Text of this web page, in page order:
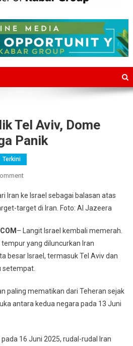
Tel Aviv, Dome
Panik
Terkini
On
Serang
Balik
Aviv,
Dome
Jebol
Dan
Panik
Iran ke Israel sebagai balasan atas
target di Iran. Foto: Al Jazeera
– Langit Israel kembali memerah.
yang diluncurkan Iran
besar Israel, termasuk Tel Aviv dan
setempat.
paling mematikan dari Teheran sejak
antara kedua negara pada 13 Juni
16 Juni 2025, rudal-rudal Iran